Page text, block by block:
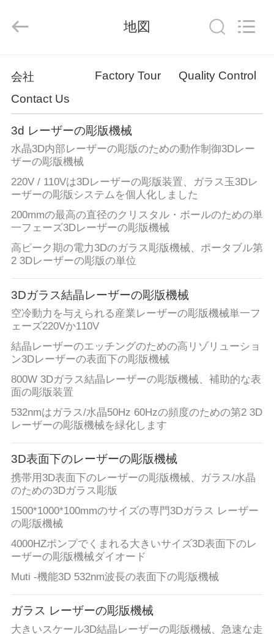
ホ
ー
ム
プ
ロ
ダ
ク
ト
私
達
に
つ
い
て
工
場
見
学
品
質
コ
Beijing
Co.,LTD.
Reserved.
地図
会社 Factory Tour
Quality Control
Contact Us
3d レーザーの彫版機械
水晶3D内部レーザーの彫版のための動作制御3Dレー
ザーの彫版機械
220V / 110Vは3Dレーザーの彫版装置、ガラス玉3Dレ
ーザーの彫版システムを個人化しました
200mmの最高の直径のクリスタル・ボールのための単
一フェーズ3Dレーザーの彫版機械
高ピーク期の電力3Dのガラス彫版機械、ポータブル第
2 3Dレーザーの彫版の単位
3Dガラス結晶レーザーの彫版機械
空冷動力を与えられる産業レーザーの彫版機械単一フ
ェーズ220Vか110V
結晶レーザーのエッチングのための高リゾリューショ
ン3Dレーザーの表面下の彫版機械
800W 3Dガラス結晶レーザーの彫版機械、補助的な表
面の彫版装置
532nmはガラス/水晶50Hz 60Hzの頻度のための第2 3D
レーザーの彫版機械を緑化します
3D表面下のレーザーの彫版機械
携帯用3D表面下のレーザーの彫版機械、ガラス/水晶
のための3Dガラス彫版
1500*1000*100mmのサイズの専門3Dガラス レーザー
の彫版機械
4000HZポンプでくまれる大きいサイズ3D表面下のレ
ーザーの彫版機械ダイオード
Muti -機能3D 532nm波長の表面下の彫版機械
ガラス レーザーの彫版機械
大きいスケール3D結晶レーザーの彫版機械、急速な走